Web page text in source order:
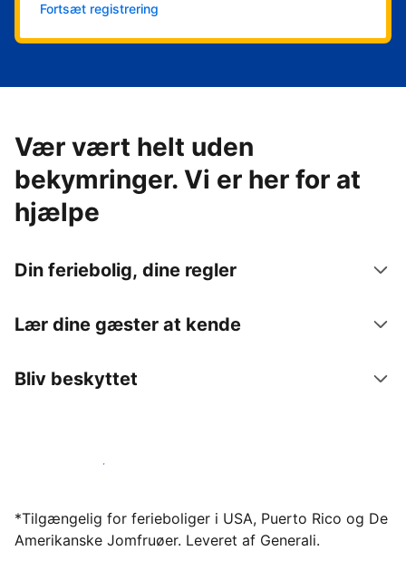
Fortsæt registrering
Vær vært helt uden
bekymringer. Vi er her for at
hjælpe
Din feriebolig, dine regler
Lær dine gæster at kende
Bliv beskyttet
Bliv vært hos os i dag
*Tilgængelig for ferieboliger i USA, Puerto Rico og De
Amerikanske Jomfruøer. Leveret af Generali.